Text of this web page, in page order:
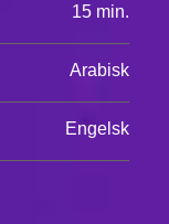
15 min.
Arabisk
Engelsk